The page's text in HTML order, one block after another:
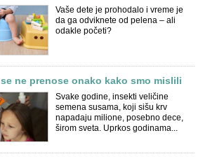
Vaše dete je prohodalo i vreme je
da ga odviknete od pelena – ali
odakle početi?
se ne prenose onako kako smo mislili
Svake godine, insekti veličine
semena susama, koji sišu krv
napadaju milione, posebno dece,
širom sveta. Uprkos godinama...